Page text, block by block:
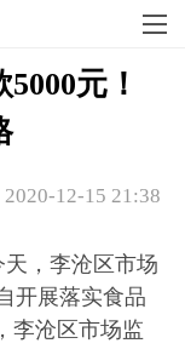
元！
2020-12-15 21:38
，李沧区市场
开展落实食品
李沧区市场监